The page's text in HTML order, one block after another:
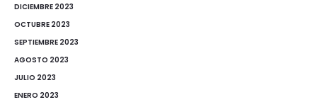
DICIEMBRE 2023
OCTUBRE 2023
SEPTIEMBRE 2023
AGOSTO 2023
JULIO 2023
ENERO 2023